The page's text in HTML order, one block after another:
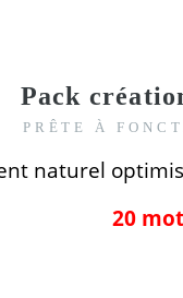
Pack
PRÊTE À
naturel
20